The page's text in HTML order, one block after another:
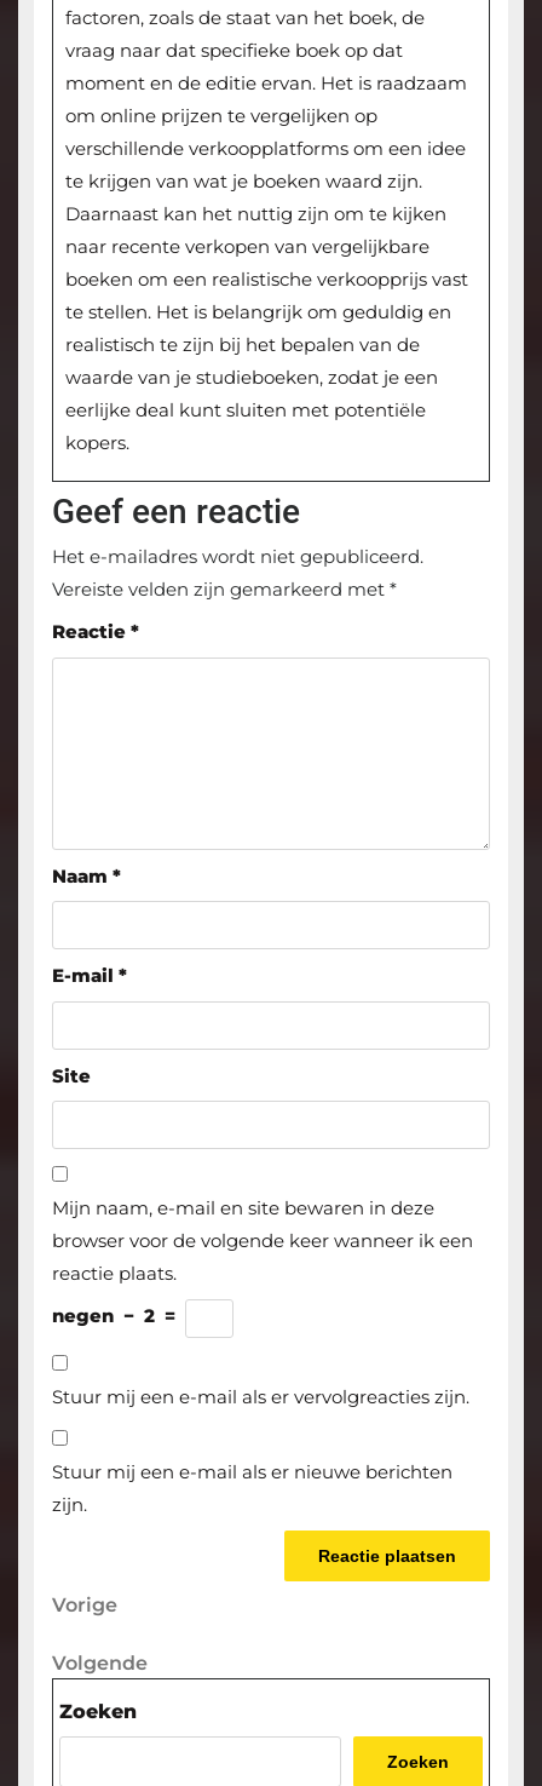
factoren, zoals de staat van het boek, de
vraag naar dat specifieke boek op dat
moment en de editie ervan. Het is raadzaam
om online prijzen te vergelijken op
verschillende verkoopplatforms om een idee
te krijgen van wat je boeken waard zijn.
Daarnaast kan het nuttig zijn om te kijken
naar recente verkopen van vergelijkbare
boeken om een realistische verkoopprijs vast
te stellen. Het is belangrijk om geduldig en
realistisch te zijn bij het bepalen van de
waarde van je studieboeken, zodat je een
eerlijke deal kunt sluiten met potentiële
kopers.
Geef een reactie
Het e-mailadres wordt niet gepubliceerd.
Vereiste velden zijn gemarkeerd met *
Reactie *
Naam *
E-mail *
Site
Mijn naam, e-mail en site bewaren in deze
browser voor de volgende keer wanneer ik een
reactie plaats.
negen − 2 =
Stuur mij een e-mail als er vervolgreacties zijn.
Stuur mij een e-mail als er nieuwe berichten
zijn.
Berichtnavigatie
Vorige
Vorige
Volgende
Volgende
Zoeken
Zoeken